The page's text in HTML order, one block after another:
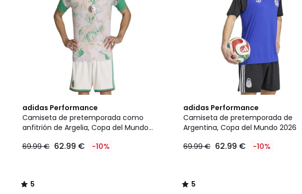
adidas Performance
Camiseta de pretemporada como
anfitrión de Argelia, Copa del Mundo
69.99 € 62.99 € -10%
5
/
5
5
/
adidas Performance
Camiseta de pretemporada de
Argentina, Copa del Mundo 2026
69.99 € 62.99 € -10%
5
/
5
5
/